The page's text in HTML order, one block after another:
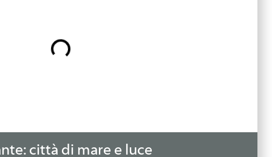
città di mare e luce